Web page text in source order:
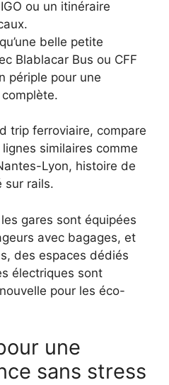
ou un itinéraire
belle petite
Blablacar Bus ou CFF
périple pour une
trip ferroviaire, compare
similaires comme
Lyon, histoire de
sur rails.
gares sont équipées
avec bagages, et
des espaces dédiés
électriques sont
pour les éco-
une
sans stress